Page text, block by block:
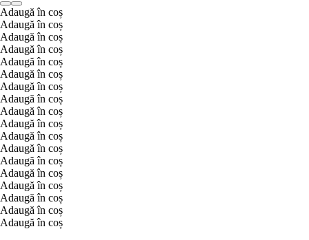
Adaugă în coș
Adaugă în coș
Adaugă în coș
Adaugă în coș
Adaugă în coș
Adaugă în coș
Adaugă în coș
Adaugă în coș
Adaugă în coș
Adaugă în coș
Adaugă în coș
Adaugă în coș
Adaugă în coș
Adaugă în coș
Adaugă în coș
Adaugă în coș
Adaugă în coș
Adaugă în coș